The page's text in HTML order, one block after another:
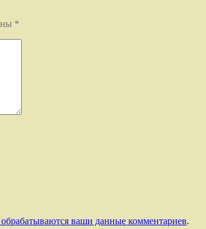
*
обрабатываются ваши данные комментариев.